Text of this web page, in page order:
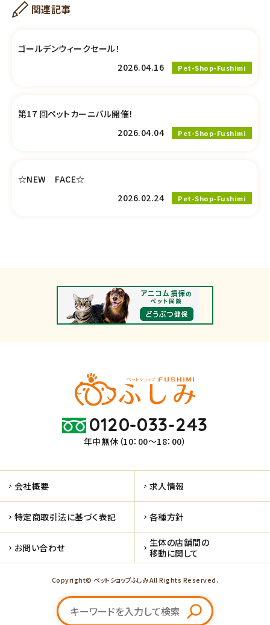
関連記事
ゴールデンウィークセール！
2026.04.16
Pet-Shop-Fushimi
第17 回ペットカーニバル開催！
2026.04.04
Pet-Shop-Fushimi
☆NEW FACE☆
2026.02.24
Pet-Shop-Fushimi
0120-033-243
年中無休（10：00～18：00）
会社概要 求人情報
特定商取引法に基づく表記 各種方針
お問い合わせ
生体の店舗間の
移動に関して
Copyright© ペットショップふしみ All Rights Reserved.